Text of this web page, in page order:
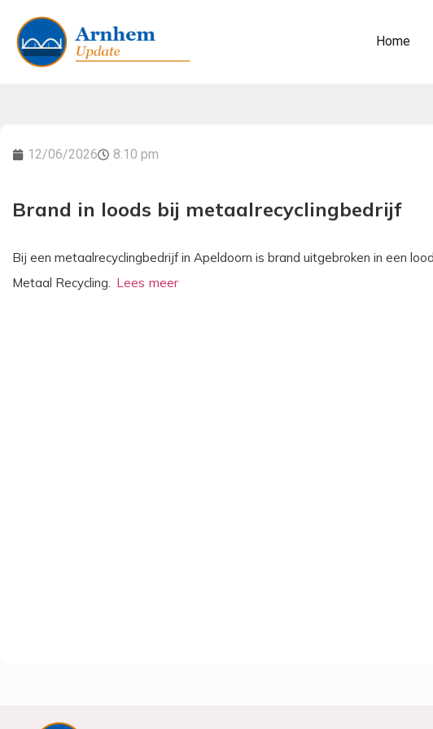
Home
12/06/2026 8:10 pm
Brand in loods bij metaalrecyclingbedrijf
Bij een metaalrecyclingbedrijf in Apeldoorn is brand uitgebroken in een
Metaal Recycling.